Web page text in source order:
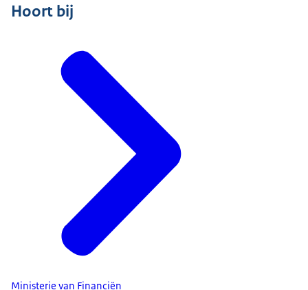
Hoort bij
Ministerie van Financiën